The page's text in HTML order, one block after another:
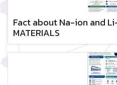
Fact about Na-ion and
MATERIALS